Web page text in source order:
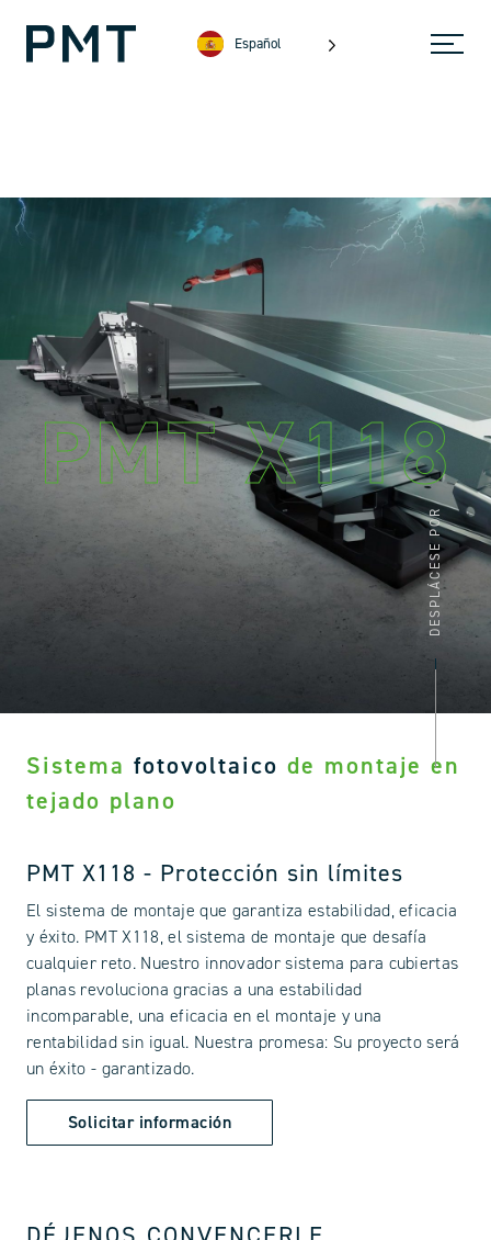
Español
Sistema fotovoltaico de montaje en
tejado plano
PMT X118 - Protección sin límites
El sistema de montaje que garantiza estabilidad, eficacia
y éxito. PMT X118, el sistema de montaje que desafía
cualquier reto. Nuestro innovador sistema para cubiertas
planas revoluciona gracias a una estabilidad
incomparable, una eficacia en el montaje y una
rentabilidad sin igual. Nuestra promesa: Su proyecto será
un éxito - garantizado.
Solicitar información
DESPLÁCESE POR
PMT X118